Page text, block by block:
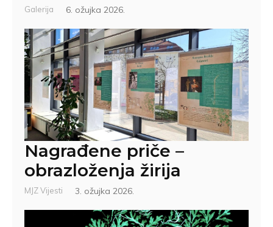
Galerija 6. ožujka 2026.
Nagrađene priče –
obrazloženja žirija
MJZ Vijesti 3. ožujka 2026.